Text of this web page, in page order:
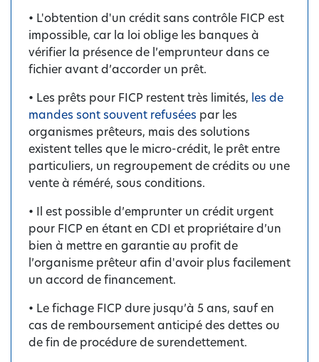
• L'obtention d'un crédit sans contrôle FICP est
impossible, car la loi oblige les banques à
vérifier la présence de l’emprunteur dans ce
fichier avant d’accorder un prêt.
• Les prêts pour FICP restent très limités, les de
mandes sont souvent refusées par les
organismes prêteurs, mais des solutions
existent telles que le micro-crédit, le prêt entre
particuliers, un regroupement de crédits ou une
vente à réméré, sous conditions.
• Il est possible d’emprunter un crédit urgent
pour FICP en étant en CDI et propriétaire d’un
bien à mettre en garantie au profit de
l’organisme prêteur afin d'avoir plus facilement
un accord de financement.
• Le fichage FICP dure jusqu’à 5 ans, sauf en
cas de remboursement anticipé des dettes ou
de fin de procédure de surendettement.